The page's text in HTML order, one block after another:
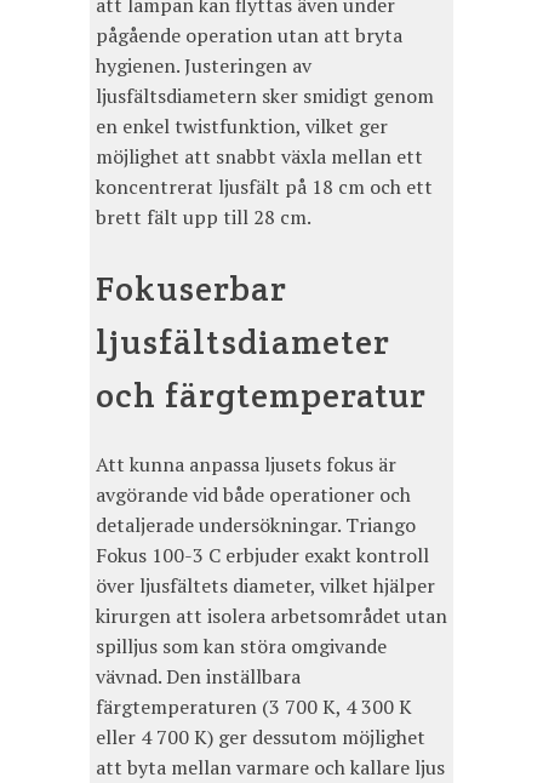
pågående operation utan att bryta
hygienen. Justeringen av
ljusfältsdiametern sker smidigt genom
en enkel twistfunktion, vilket ger
möjlighet att snabbt växla mellan ett
koncentrerat ljusfält på 18 cm och ett
brett fält upp till 28 cm.
Fokuserbar
ljusfältsdiameter
och färgtemperatur
Att kunna anpassa ljusets fokus är
avgörande vid både operationer och
detaljerade undersökningar. Triango
Fokus 100-3 C erbjuder exakt kontroll
över ljusfältets diameter, vilket hjälper
kirurgen att isolera arbetsområdet utan
spilljus som kan störa omgivande
vävnad. Den inställbara
färgtemperaturen (3 700 K, 4 300 K
eller 4 700 K) ger dessutom möjlighet
att byta mellan varmare och kallare ljus